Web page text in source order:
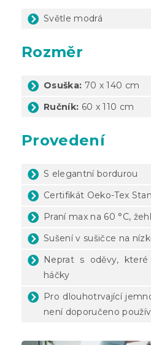
Světle modrá
Rozměr
Osuška: 70 x 140 cm
Ručník: 60 x 110 cm
Provedení
S elegantní bordurou
Certifikát Oeko-Tex
Praní max na 60 °C,
Sušení v sušičce na
Neprat s oděvy,
háčky
Pro dlouhotrvající
není doporučeno